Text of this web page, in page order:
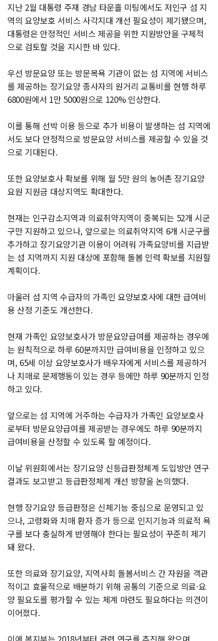
지난 2월 대통령 주재 경남 타운홀 미팅에서도 저인구 섬 지
역의 요양보호 서비스 사각지대 개선 필요성이 제기됐으며,
대통령은 안정적인 서비스 제공을 위한 지원방안을 구체적
으로 검토할 것을 지시한 바 있다.
우선 방문요양 또는 방문목욕 기관이 없는 섬 지역에 서비스
를 제공하는 장기요양 종사자의 원거리 교통비를 현행 하루
6800원에서 1만 5000원으로 120% 인상한다.
이를 통해 선박 이용 등으로 추가 비용이 발생하는 섬 지역에
서도 보다 안정적으로 방문요양 서비스를 제공할 수 있을 것
으로 기대된다.
또한 요양보호사 확보를 위해 월 5만 원의 농어촌 장기요양
요원 지원금 대상지역도 확대한다.
현재는 인구감소지역과 의료취약지역이 중복되는 52개 시군
구만 지원하고 있으나, 앞으로는 의료취약지역 6개 시군구를
추가하고 장기요양기관 이용이 어려워 가족요양비를 지급받
는 섬 지역까지 지원 대상에 포함해 돌봄 인력 확보를 지원할
계획이다.
아울러 섬 지역 수급자의 가족인 요양보호사에 대한 급여비
용 산정 기준도 개선한다.
현재 가족인 요양보호사가 방문요양급여를 제공하는 경우에
는 원칙적으로 하루 60분까지만 급여비용을 인정하고 있으
며, 65세 이상 요양보호사가 배우자에게 서비스를 제공하거
나 치매로 문제행동이 있는 경우 등에만 하루 90분까지 인정
하고 있다.
앞으로는 섬 지역에 거주하는 수급자가 가족인 요양보호사
로부터 방문요양급여를 제공받는 경우에도 하루 90분까지
급여비용을 산정할 수 있도록 할 예정이다.
이날 위원회에서는 장기요양 신등급판정체계 도입방안 연구
결과도 보고받고 등급판정체계 개선 방향을 논의했다.
현행 장기요양 등급판정은 신체기능 중심으로 운영되고 있
으나, 고령화와 치매 환자 증가 등으로 인지기능과 의료적 욕
구를 보다 충실하게 반영해야 한다는 필요성이 꾸준히 제기
돼 왔다.
또한 의료와 장기요양, 지역사회 돌봄서비스 간 자원을 객관
적이고 효율적으로 배분하기 위해 공통의 기준으로 의료·요
양 필요도를 평가할 수 있는 체계 마련도 필요하다는 의견이
이어졌다.